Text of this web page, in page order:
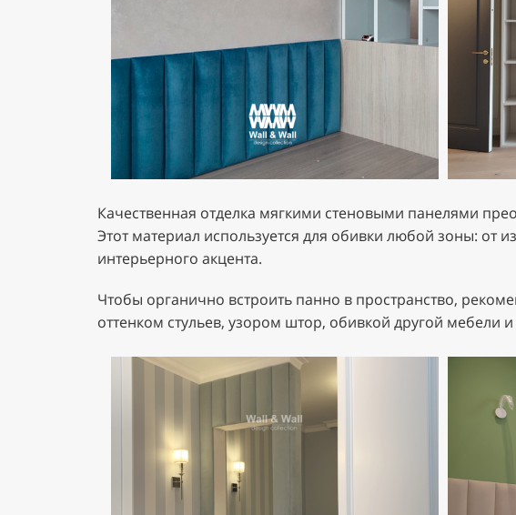
Качественная отделка мягкими стеновыми панелями
Этот материал используется для обивки любой зоны: от
интерьерного акцента.
Чтобы органично встроить панно в пространство,
оттенком стульев, узором штор, обивкой другой мебели